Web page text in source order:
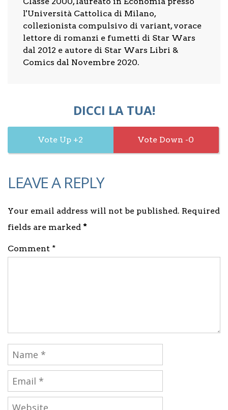
l'Università Cattolica di Milano,
collezionista compulsivo di variant, vorace
lettore di romanzi e fumetti di Star Wars
dal 2012 e autore di Star Wars Libri &
Comics dal Novembre 2020.
DICCI LA TUA!
2 0
LEAVE A REPLY
Your email address will not be published. Required
fields are marked *
Comment *